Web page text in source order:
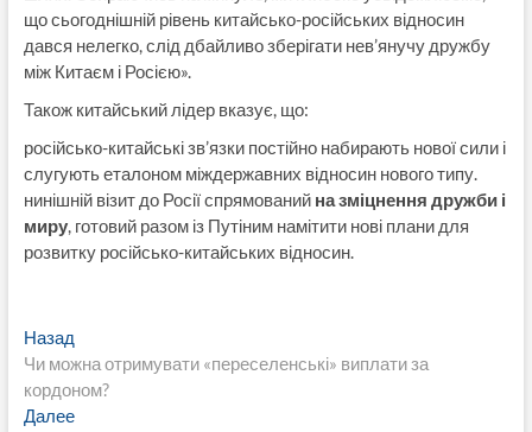
що сьогоднішній рівень китайсько-російських відносин
дався нелегко, слід дбайливо зберігати нев’янучу дружбу
між Китаєм і Росією».
Також китайський лідер вказує, що:
російсько-китайські зв’язки постійно набирають нової сили і
слугують еталоном міждержавних відносин нового типу.
нинішній візит до Росії спрямований на зміцнення дружби і
миру, готовий разом із Путіним намітити нові плани для
розвитку російсько-китайських відносин.
Навигация
по
записям
НазадПредыдущая
запись:
Чи можна отримувати «переселенські» виплати за
кордоном?
ДалееСледующая